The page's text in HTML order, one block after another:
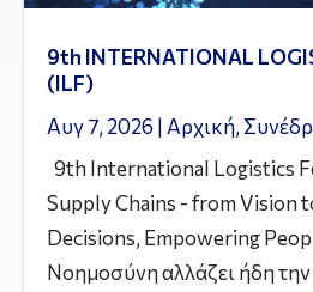
9th INTERNATIONAL
(ILF)
Αυγ 7, 2026 | Αρχική,
9th International Logistics
Supply Chains - from Vision
Decisions, Empowering
Νοημοσύνη αλλάζει ήδη